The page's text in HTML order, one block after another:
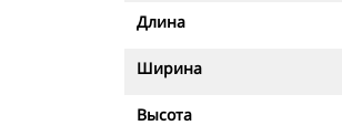
Длина
Ширина
Высота